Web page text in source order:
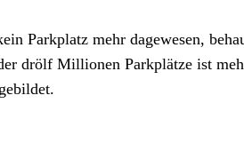
Parkplatz mehr dagewesen,
drölf Millionen Parkplätze ist